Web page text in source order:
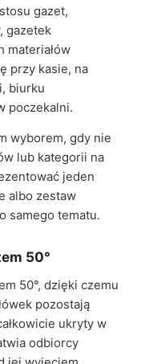
gazet,
gazetek
materiałów
przy kasie, na
biurku
poczekalni.
wyborem, gdy nie
lub kategorii na
jeden
albo zestaw
samego tematu.
50°
50°, dzięki czemu
pozostają
ukryty w
odbiorcy